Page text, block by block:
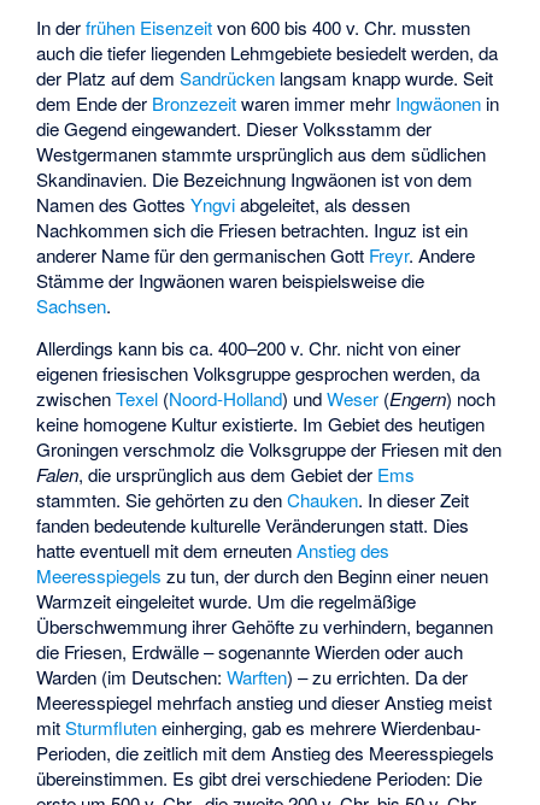
In derfrühen Eisenzeitvon 600 bis 400 v. Chr. mussten
auch die tiefer liegenden Lehmgebiete besiedelt werden, da
der Platz auf demSandrücken langsam knapp wurde. Seit
dem Ende der Bronzezeitwaren immer mehr Ingwäonen in
die Gegend eingewandert. Dieser Volksstamm der
Westgermanenstammte ursprünglich aus dem südlichen
Skandinavien. Die Bezeichnung Ingwäonen ist von dem
Namen des GottesYngviabgeleitet, als dessen
Nachkommen sich die Friesen betrachten. Inguz ist ein
anderer Name für den germanischen Gott Freyr. Andere
Stämme der Ingwäonen waren beispielsweise die
Sachsen.
Allerdings kann bis ca. 400–200 v. Chr. nicht von einer
eigenen friesischen Volksgruppe gesprochen werden, da
zwischenTexel (Noord-Holland) undWeser (Engern) noch
keine homogene Kultur existierte. Im Gebiet des heutigen
Groningen verschmolz die Volksgruppe der Friesen mit den
Falen, die ursprünglich aus dem Gebiet der Ems
stammten. Sie gehörten zu denChauken. In dieser Zeit
fanden bedeutende kulturelle Veränderungen statt. Dies
hatte eventuell mit dem erneutenAnstieg des
Meeresspiegels zu tun, der durch den Beginn einer neuen
Warmzeit eingeleitet wurde. Um die regelmäßige
Überschwemmung ihrer Gehöfte zu verhindern, begannen
die Friesen, Erdwälle – sogenannte Wierden oder auch
Warden (im Deutschen:Warften) – zu errichten. Da der
Meeresspiegel mehrfach anstieg und dieser Anstieg meist
mitSturmfluteneinherging, gab es mehrere Wierdenbau-
Perioden, die zeitlich mit dem Anstieg des Meeresspiegels
übereinstimmen. Es gibt drei verschiedene Perioden: Die